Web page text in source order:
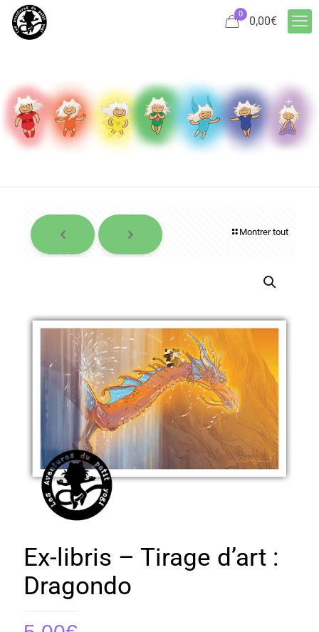
0
0,00€
Montrer tout
Ex-libris – Tirage d’art :
Dragondo